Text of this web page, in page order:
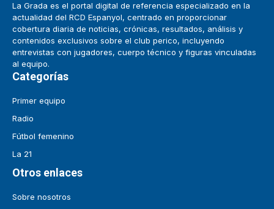
La Grada es el portal digital de referencia especializado en la
actualidad del RCD Espanyol, centrado en proporcionar
cobertura diaria de noticias, crónicas, resultados, análisis y
contenidos exclusivos sobre el club perico, incluyendo
entrevistas con jugadores, cuerpo técnico y figuras vinculadas
al equipo.
Categorías
Primer equipo
Radio
Fútbol femenino
La 21
Otros enlaces
Sobre nosotros